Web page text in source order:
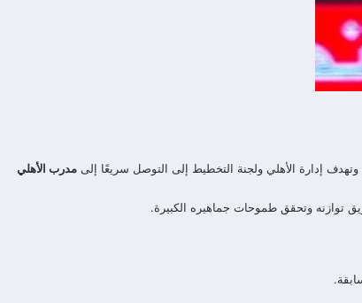
وتهدف إدارة الأهلي ولجنة التخطيط إلى التوصل سريعًا إلى مدرب الأهلي
توازنه وتحقق طموحات جماهيره الكبيرة.